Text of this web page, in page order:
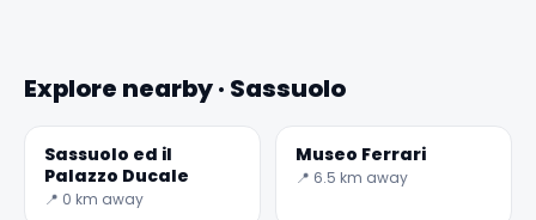
Explore nearby · Sassuolo
Sassuolo ed il
Palazzo Ducale
📍 0 km away
Museo Ferrari
📍 6.5 km away